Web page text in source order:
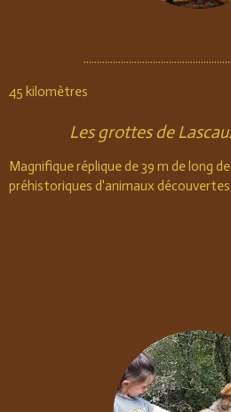
45 kilomètres
Les grottes de
Magnifique réplique de 39 m de long
préhistoriques d'animaux découvertes